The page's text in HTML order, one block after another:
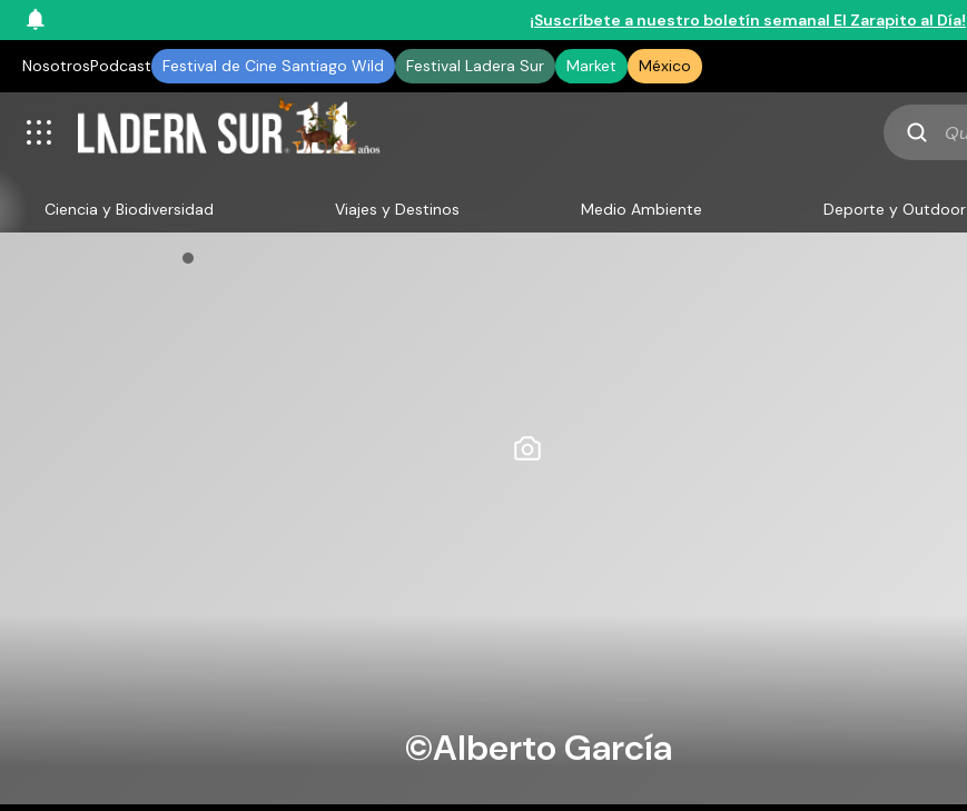
¡Suscríbete a nuestro boletín semanal El Zarapito al Día!
NosotrosPodcast Festival de Cine Santiago Wild Festival Ladera Sur Market México
Qué
buscas
Ciencia y Biodiversidad Viajes y Destinos Medio Ambiente Deporte y Outdoor
©Alberto García